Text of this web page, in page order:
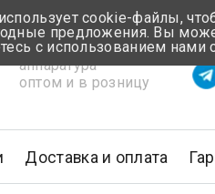
Электротехническая
аппаратура
оптом и в розницу
Доставка и оплата
cookie-файлы,
предложения. Вы
с использованием нами